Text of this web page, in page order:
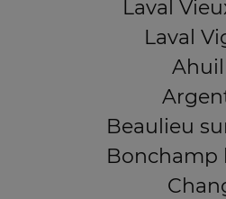
Laval
Laval
Beaulieu
Bonchamp